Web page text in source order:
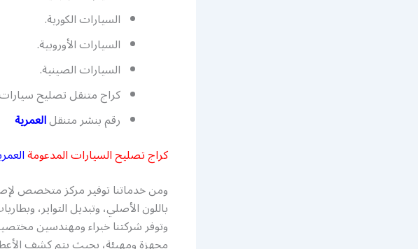
السيارات الكورية.
السيارات الأوروبية.
السيارات الصينية.
كراج متنقل تصليح
رقم بنشر متنقلالعمرية
كراج تصليح السيارات المدعومة
ومن خدماتنا توفير مركز متخصص
باللون الأصلي، وتبديل التواير،
وتوفر شركتنا خبراء ومهندسين